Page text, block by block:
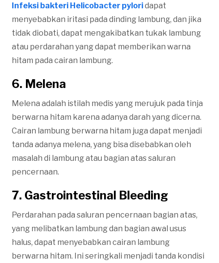
Infeksi bakteri Helicobacter pyloridapat
menyebabkan iritasi pada dinding lambung, dan jika
tidak diobati, dapat mengakibatkan tukak lambung
atau perdarahan yang dapat memberikan warna
hitam pada cairan lambung.
6. Melena
Melena adalah istilah medis yang merujuk pada tinja
berwarna hitam karena adanya darah yang dicerna.
Cairan lambung berwarna hitam juga dapat menjadi
tanda adanya melena, yang bisa disebabkan oleh
masalah di lambung atau bagian atas saluran
pencernaan.
7. Gastrointestinal Bleeding
Perdarahan pada saluran pencernaan bagian atas,
yang melibatkan lambung dan bagian awal usus
halus, dapat menyebabkan cairan lambung
berwarna hitam. Ini seringkali menjadi tanda kondisi